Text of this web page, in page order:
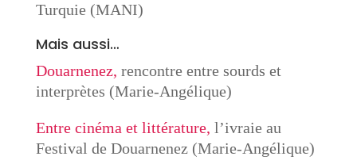
Turquie (MANI)
Mais aussi…
Douarnenez, rencontre entre sourds et
interprètes (Marie-Angélique)
Entre cinéma et littérature, l’ivraie au
Festival de Douarnenez (Marie-Angélique)